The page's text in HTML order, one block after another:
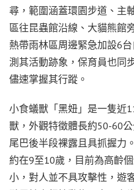
尋，範圍涵蓋環園步道、主
區往昆蟲館沿線、大貓熊館
熱帶雨林區周邊緊急加設6
測其活動跡象，保育員也同
儘速掌握其行蹤。
小食蟻獸「黑妞」是一隻近
獸，外觀特徵體長約50-60
尾巴後半段裸露且具抓握力
約在9至10歲，目前為高齡
小，對人並不具攻擊性，遊